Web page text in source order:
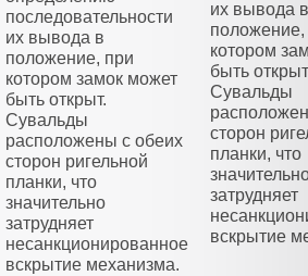
последовательности
их вывода в
положение, при
котором замок может
быть открыт.
Сувальды
расположены с обеих
сторон ригельной
планки, что
значительно
затрудняет
несанкционированное
вскрытие механизма.
их вывода в
положение,
котором
быть
Сувальды
сторон
планки, что
затрудняет
вскрытие